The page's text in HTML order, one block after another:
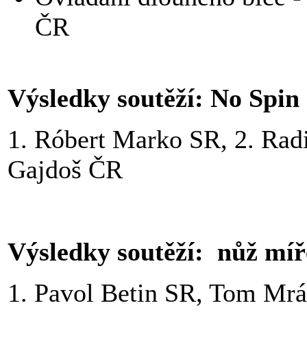
ČR
Výsledky soutěží: No Spin
1. Róbert Marko SR, 2.
Gajdoš ČR
Výsledky soutěží: nůž
1. Pavol Betin SR, Tom